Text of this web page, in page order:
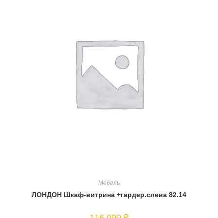
Мебель
ЛОНДОН Шкаф-витрина +гардер.слева 82.14